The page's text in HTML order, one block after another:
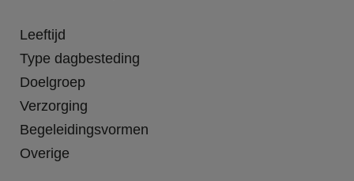
Leeftijd
Type dagbesteding
Doelgroep
Verzorging
Begeleidingsvormen
Overige